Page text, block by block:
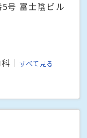
号 富士陰ビル
すべて見る